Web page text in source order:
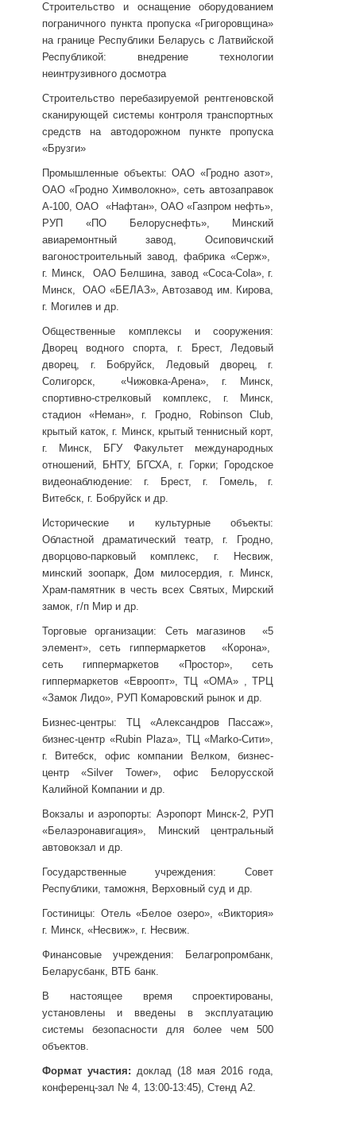
Строительство и оснащение оборудованием
пограничного пункта пропуска «Григоровщина»
на границе Республики Беларусь с Латвийской
Республикой: внедрение технологии
неинтрузивного досмотра
Строительство перебазируемой рентгеновской
сканирующей системы контроля транспортных
средств на автодорожном пункте пропуска
«Брузги»
Промышленные объекты: ОАО «Гродно азот»,
ОАО «Гродно Химволокно», сеть автозаправок
А-100, ОАО «Нафтан», ОАО «Газпром нефть»,
РУП «ПО Белоруснефть», Минский
авиаремонтный завод, Осиповичский
вагоностроительный завод, фабрика «Серж»,
г. Минск, ОАО Белшина, завод «Coca-Cola», г.
Минск, ОАО «БЕЛАЗ», Автозавод им. Кирова,
г. Могилев и др.
Общественные комплексы и сооружения:
Дворец водного спорта, г. Брест, Ледовый
дворец, г. Бобруйск, Ледовый дворец, г.
Солигорск, «Чижовка-Арена», г. Минск,
спортивно-стрелковый комплекс, г. Минск,
стадион «Неман», г. Гродно, Robinson Club,
крытый каток, г. Минск, крытый теннисный корт,
г. Минск, БГУ Факультет международных
отношений, БНТУ, БГСХА, г. Горки; Городское
видеонаблюдение: г. Брест, г. Гомель, г.
Витебск, г. Бобруйск и др.
Исторические и культурные объекты:
Областной драматический театр, г. Гродно,
дворцово-парковый комплекс, г. Несвиж,
минский зоопарк, Дом милосердия, г. Минск,
Храм-памятник в честь всех Святых, Мирский
замок, г/п Мир и др.
Торговые организации: Сеть магазинов «5
элемент», сеть гиппермаркетов «Корона»,
сеть гиппермаркетов «Простор», сеть
гиппермаркетов «Евроопт», ТЦ «ОМА» , ТРЦ
«Замок Лидо», РУП Комаровский рынок и др.
Бизнес-центры: ТЦ «Александров Пассаж»,
бизнес-центр «Rubin Plaza», ТЦ «Маrko-Сити»,
г. Витебск, офис компании Велком, бизнес-
центр «Silver Tower», офис Белорусской
Калийной Компании и др.
Вокзалы и аэропорты: Аэропорт Минск-2, РУП
«Белаэронавигация», Минский центральный
автовокзал и др.
Государственные учреждения: Совет
Республики, таможня, Верховный суд и др.
Гостиницы: Отель «Белое озеро», «Виктория»
г. Минск, «Несвиж», г. Несвиж.
Финансовые учреждения: Белагропромбанк,
Беларусбанк, ВТБ банк.
В настоящее время спроектированы,
установлены и введены в эксплуатацию
системы безопасности для более чем 500
объектов.
Формат участия: доклад (18 мая 2016 года,
конференц-зал № 4, 13:00-13:45), Стенд А2.